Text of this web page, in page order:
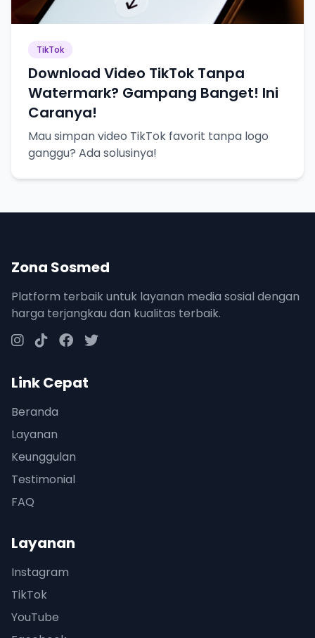
TikTok
Download Video TikTok Tanpa
Watermark? Gampang Banget! Ini
Caranya!
Mau simpan video TikTok favorit tanpa logo
ganggu? Ada solusinya!
Zona Sosmed
Platform terbaik untuk layanan media sosial dengan
harga terjangkau dan kualitas terbaik.
Link Cepat
Beranda
Layanan
Keunggulan
Testimonial
FAQ
Layanan
Instagram
TikTok
YouTube